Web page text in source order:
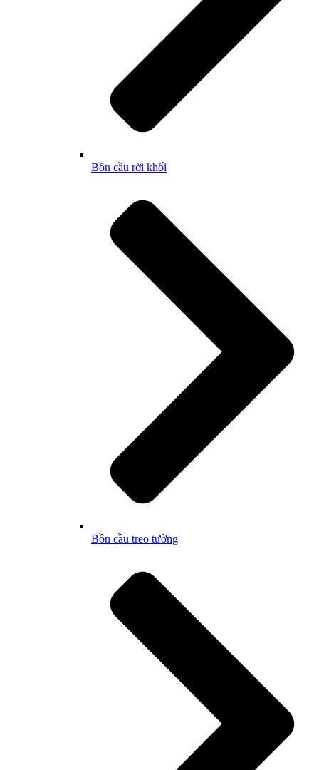
Bồn cầu rời khối
Bồn cầu treo tường